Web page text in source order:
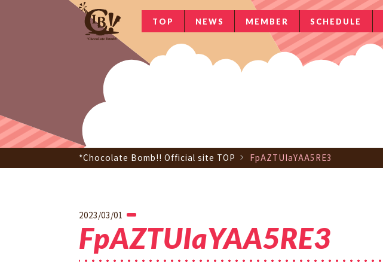
TOP NEWS MEMBER SCHEDULE
*Chocolate Bomb!! Official site TOP FpAZTUIaYAA5RE3
2023/03/01
FpAZTUIaYAA5RE3